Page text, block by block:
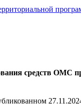
средств ОМС